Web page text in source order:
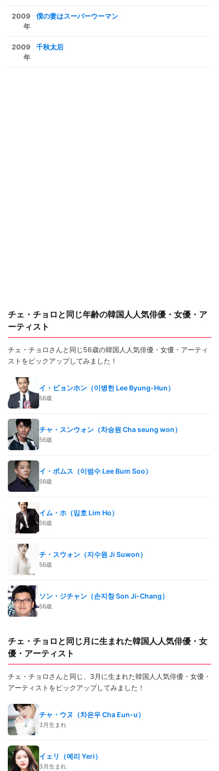
2009
年
僕の妻はスーパーウーマン
2009
年
千秋太后
チェ・チョロと同じ年齢の韓国人人気俳優・女優・ア
ーティスト
チェ・チョロさんと同じ56歳の韓国人人気俳優・女優・アーティ
ストをピックアップしてみました！
イ・ビョンホン（이병헌 Lee Byung-Hun）
56歳
チャ・スンウォン（차승원 Cha seung won）
56歳
イ・ボムス（이범수 Lee Bum Soo）
56歳
イム・ホ（임호 Lim Ho）
56歳
チ・スウォン（지수원 Ji Suwon）
56歳
ソン・ジチャン（손지창 Son Ji-Chang）
56歳
チェ・チョロと同じ月に生まれた韓国人人気俳優・女
優・アーティスト
チェ・チョロさんと同じ、3月に生まれた韓国人人気俳優・女優・
アーティストをピックアップしてみました！
チャ・ウヌ（차은우 Cha Eun-u）
3月生まれ
イェリ（예리 Yeri）
3月生まれ